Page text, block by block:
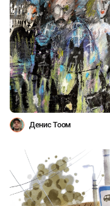
Денис Тоом